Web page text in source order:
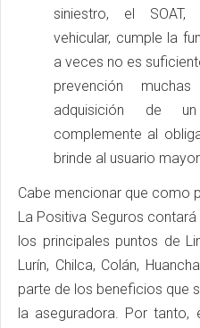
siniestro, el
vehicular, cumple la
a veces no es
prevención
adquisición de
complemente al
brinde al usuario
Cabe mencionar que como
La Positiva Seguros
los principales puntos de
Lurín, Chilca, Colán,
parte de los beneficios que
la aseguradora. Por